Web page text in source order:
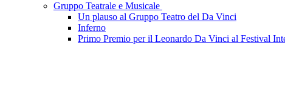
Gruppo Teatrale e Musicale
Un plauso al Gruppo Teatro del Da Vinci
Inferno
Primo Premio per il Leonardo Da Vinci al Festival